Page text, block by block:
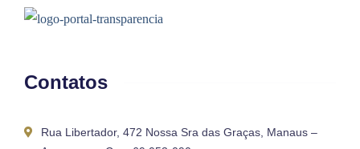
Contatos
Rua Libertador, 472 Nossa Sra das Graças, Manaus –